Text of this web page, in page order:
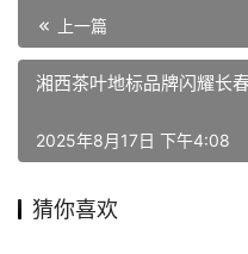
上一篇
湘西茶叶地标品牌闪耀长
2025年8月17日 下午4:08
猜你喜欢